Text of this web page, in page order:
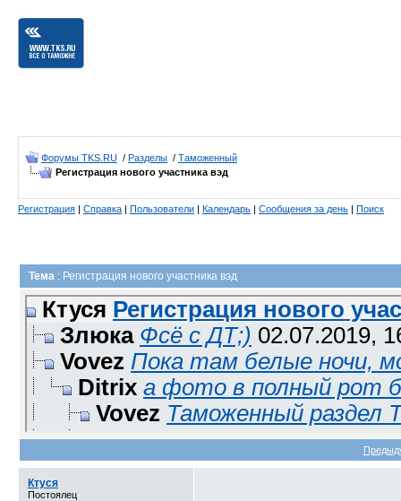
Форумы TKS.RU / Разделы / Таможенный
Регистрация нового участника вэд
Регистрация | Справка | Пользователи | Календарь | Сообщения за день | Поиск
Тема : Регистрация нового участника вэд
Ктуся Регистрация нового
Злюка Фсё с ДТ;) 02.07.2019,
Vovez Пока там белые ночи,
Ditrix а фото в полный рот
Vovez Таможенный раздел
Злюка Фото Лопкового
Vovez Погуглил......
Ктуся
Постоялец